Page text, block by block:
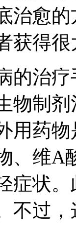
治愈
获得
的治
物制剂
用药
、维A
症状
不过